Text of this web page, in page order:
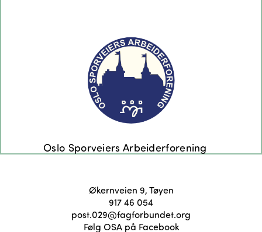
Økernveien 9, Tøyen
917 46 054
post.029@fagforbundet.org
Følg OSA på Facebook